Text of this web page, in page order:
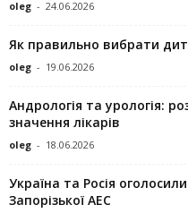
oleg - 24.06.2026
Як правильно вибрати
oleg - 19.06.2026
Андрологія та урологія:
значення лікарів
oleg - 18.06.2026
Україна та Росія
Запорізької АЕС